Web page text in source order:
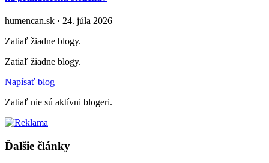
humencan.sk · 24. júla 2026
Zatiaľ žiadne blogy.
Zatiaľ žiadne blogy.
Napísať blog
Zatiaľ nie sú aktívni blogeri.
Ďalšie články